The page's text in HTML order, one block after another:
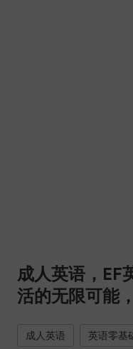
成人英语，EF
活的无限可能
成人英语 英语零基